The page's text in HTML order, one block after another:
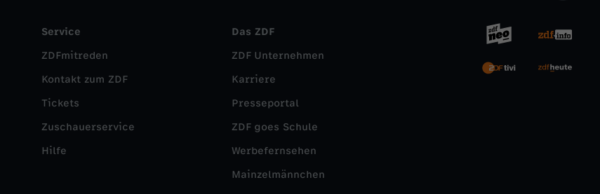
Service
ZDFmitreden
Kontakt zum ZDF
Tickets
Zuschauerservice
Hilfe
Das ZDF
ZDF Unternehmen
Karriere
Presseportal
ZDF goes Schule
Werbefernsehen
Mainzelmännchen